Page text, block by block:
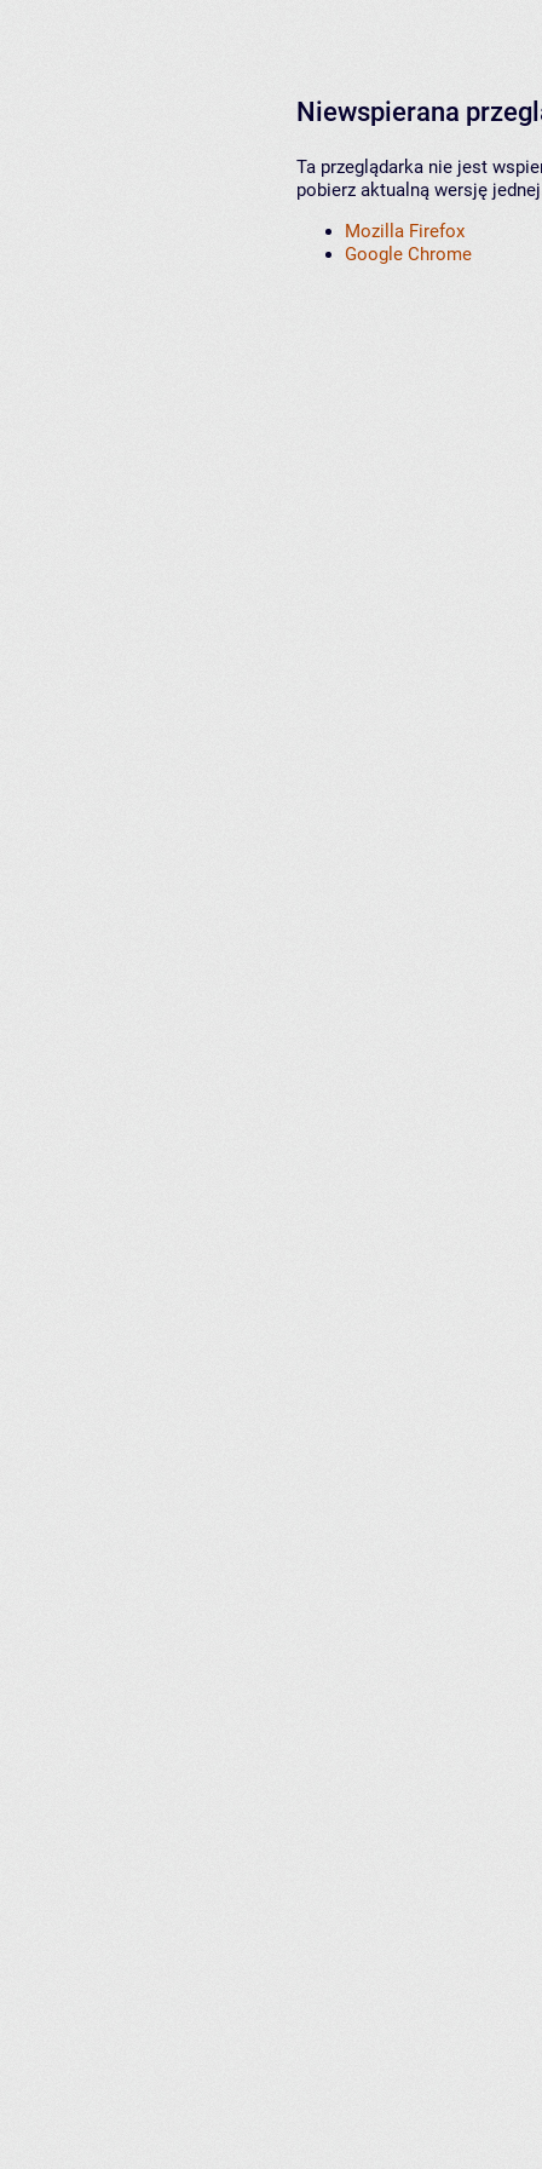
Niewspierana
Ta przeglądarka nie jest
pobierz aktualną wersję
Mozilla Firefox
Google Chrome